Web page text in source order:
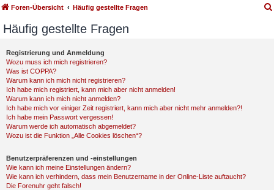
Foren-Übersicht Häufig gestellte Fragen
Häufig gestellte Fragen
Registrierung und Anmeldung
Wozu muss ich mich registrieren?
Was ist COPPA?
Warum kann ich mich nicht registrieren?
Ich habe mich registriert, kann mich aber nicht anmelden!
Warum kann ich mich nicht anmelden?
Ich habe mich vor einiger Zeit registriert, kann mich aber nicht mehr anmelden?!
Ich habe mein Passwort vergessen!
Warum werde ich automatisch abgemeldet?
Wozu ist die Funktion „Alle Cookies löschen“?
Benutzerpräferenzen und -einstellungen
Wie kann ich meine Einstellungen ändern?
Wie kann ich verhindern, dass mein Benutzername in der Online-Liste auftaucht?
Die Forenuhr geht falsch!